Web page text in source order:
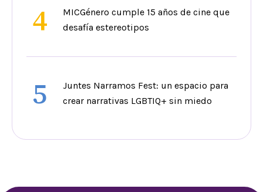
4
MICGénero cumple 15 años de cine que
desafía estereotipos
5
Juntes Narramos Fest: un espacio para
crear narrativas LGBTIQ+ sin miedo